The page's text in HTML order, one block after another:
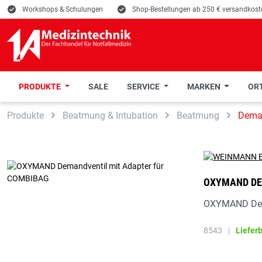
Zur Suche springen
Zur Hauptnavigation springen
E Workshops & Schulungen E Shop-Bestellungen ab 250 €
PRODUKTE SALE SERVICE MARKEN
Produkte Beatmung & Intubation Beatmung
OXYMAND
OXYMAND
8543 |